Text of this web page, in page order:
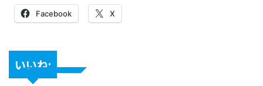
Facebook X
いいね: